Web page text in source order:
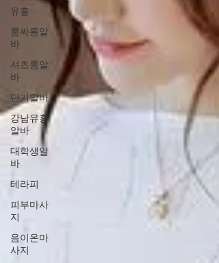
유흥
룸싸롱알
바
셔츠룸알
바
단기알바
강남유흥
알바
대학생알
바
테라피
피부마사
지
음이온마
사지